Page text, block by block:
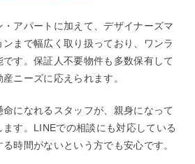
アパートに加えて、デザイナーズマ
まで幅広く取り扱っており、ワンラ
す。保証人不要物件も多数保有して
ニーズに応えられます。
になれるスタッフが、親身になって
す。LINEでの相談にも対応している
時間がないという方でも安心です。